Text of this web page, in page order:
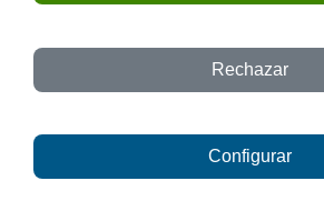
C/ Ezcurdia 141 - Gijón
Rechazar
Configurar